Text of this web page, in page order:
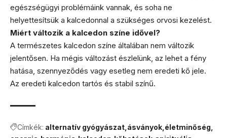
egészségügyi problémáink vannak, és soha ne
helyettesítsük a kalcedonnal a szükséges orvosi kezelést.
Miért változik a kalcedon színe idővel?
A természetes kalcedon színe általában nem változik
jelentősen. Ha mégis változást észlelünk, az lehet a fény
hatása, szennyeződés vagy esetleg nem eredeti kő jele.
Az eredeti kalcedon tartós és stabil színű.
Címkék: alternatív gyógyászat ásványok életminőség